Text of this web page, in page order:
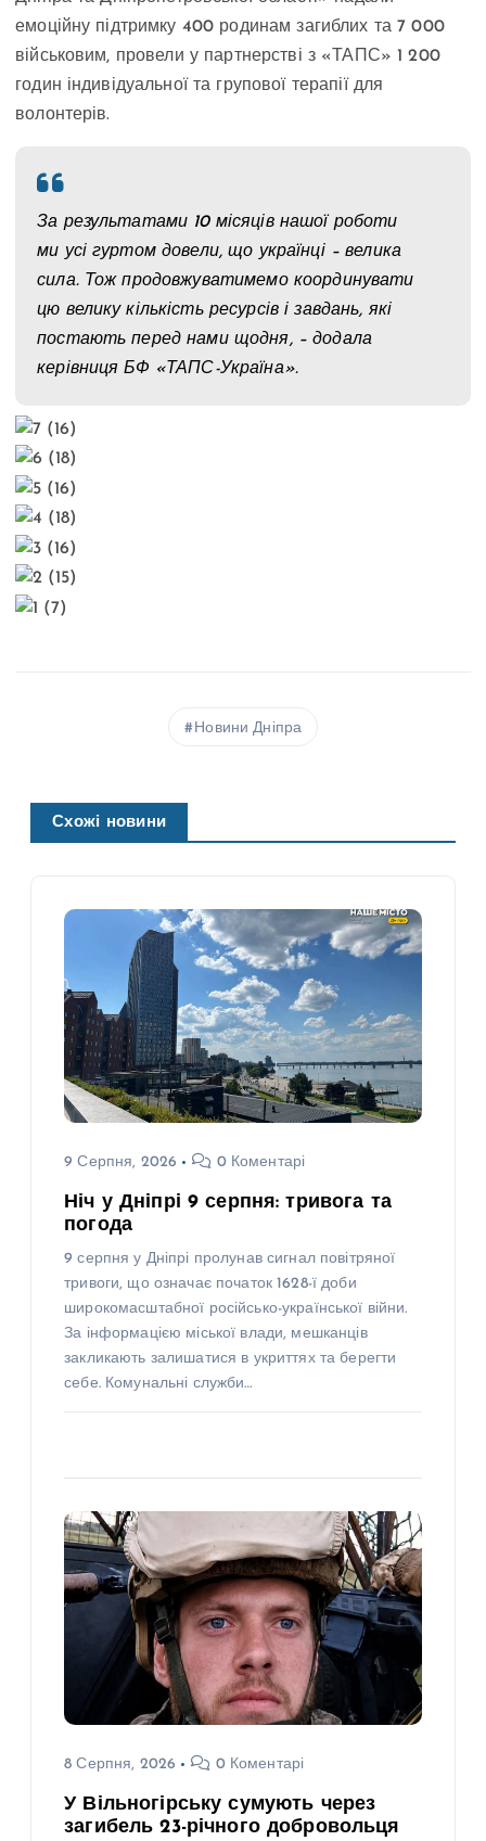
емоційну підтримку 400 родинам загиблих та 7 000
військовим, провели у партнерстві з «ТАПС» 1 200
годин індивідуальної та групової терапії для
волонтерів.
За результатами 10 місяців нашої роботи
ми усі гуртом довели, що українці – велика
сила. Тож продовжуватимемо координувати
цю велику кількість ресурсів і завдань, які
постають перед нами щодня, – додала
керівниця БФ «ТАПС-Україна».
Новини Дніпра
Схожі новини
9 Серпня, 2026 0 Коментарі
Ніч у Дніпрі 9 серпня: тривога та
погода
9 серпня у Дніпрі пролунав сигнал повітряної
тривоги, що означає початок 1628-ї доби
широкомасштабної російсько-української війни.
За інформацією міської влади, мешканців
закликають залишатися в укриттях та берегти
себе. Комунальні служби…
8 Серпня, 2026 0 Коментарі
У Вільногірську сумують через
загибель 23-річного добровольця